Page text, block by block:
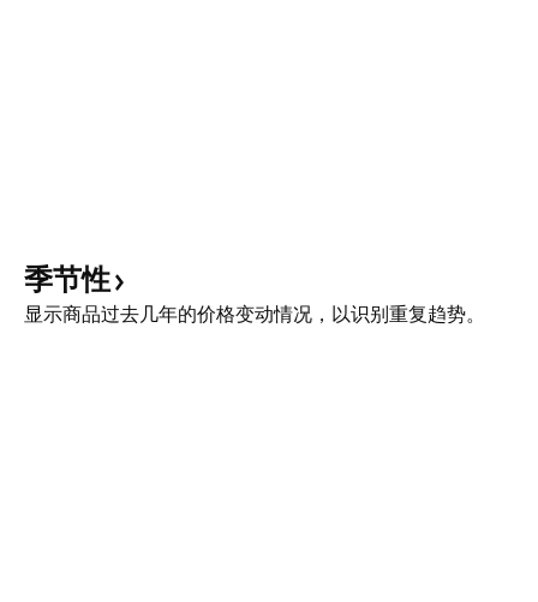
季节性
显示商品过去几年的价格变动情况，以识别重复趋势。